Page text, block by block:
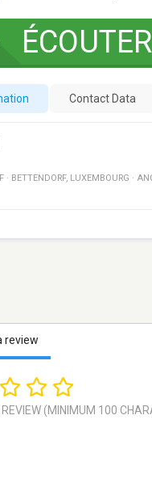
ÉCOUTER
Contact Data
· BETTENDORF, LUXEMBOURG ·
review